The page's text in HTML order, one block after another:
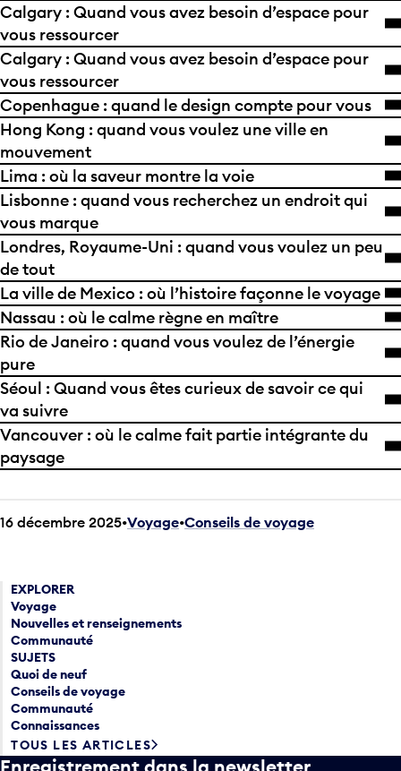
Calgary : Quand vous avez besoin d’espace pour
vous ressourcer
Calgary : Quand vous avez besoin d’espace pour
vous ressourcer
Copenhague : quand le design compte pour vous
Hong Kong : quand vous voulez une ville en
mouvement
Lima : où la saveur montre la voie
Lisbonne : quand vous recherchez un endroit qui
vous marque
Londres, Royaume-Uni : quand vous voulez un peu
de tout
La ville de Mexico : où l’histoire façonne le voyage
Nassau : où le calme règne en maître
Rio de Janeiro : quand vous voulez de l’énergie
pure
Séoul : Quand vous êtes curieux de savoir ce qui
va suivre
Vancouver : où le calme fait partie intégrante du
paysage
16 décembre 2025 Voyage•Conseils de voyage
EXPLORER
Voyage
Nouvelles et renseignements
Communauté
SUJETS
Quoi de neuf
Conseils de voyage
Communauté
Connaissances
TOUS LES ARTICLES